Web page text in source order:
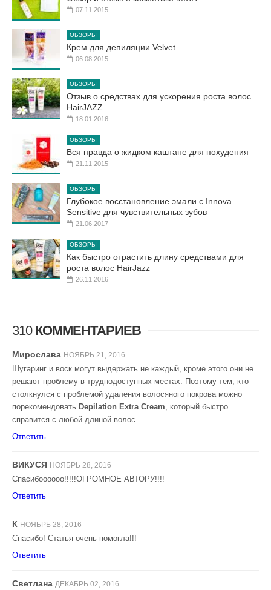
07.11.2015
ОБЗОРЫ
Крем для депиляции Velvet
06.08.2015
ОБЗОРЫ
Отзыв о средствах для ускорения роста волос
HairJAZZ
18.01.2016
ОБЗОРЫ
Вся правда о жидком каштане для похудения
21.11.2015
ОБЗОРЫ
Глубокое восстановление эмали с Innova
Sensitive для чувствительных зубов
21.06.2017
ОБЗОРЫ
Как быстро отрастить длину средствами для
роста волос HairJazz
26.11.2016
310 КОММЕНТАРИЕВ
Мирослава НОЯБРЬ 21, 2016
Шугаринг и воск могут выдержать не каждый, кроме этого они не
решают проблему в труднодоступных местах. Поэтому тем, кто
столкнулся с проблемой удаления волосяного покрова можно
порекомендовать Depilation Extra Cream, который быстро
справится с любой длиной волос.
Ответить
ВИКУСЯ НОЯБРЬ 28, 2016
Спасибоооооо!!!!!ОГРОМНОЕ АВТОРУ!!!!
Ответить
К НОЯБРЬ 28, 2016
Спасибо! Статья очень помогла!!!
Ответить
Светлана ДЕКАБРЬ 02, 2016